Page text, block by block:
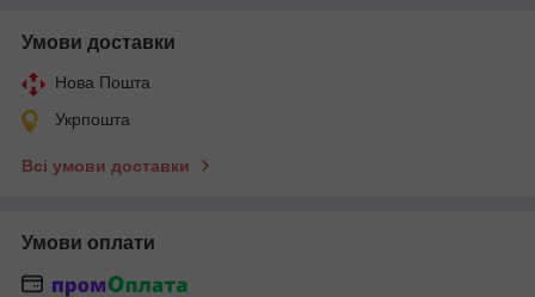
Умови доставки
Нова Пошта
Укрпошта
Всі умови доставки
Умови оплати